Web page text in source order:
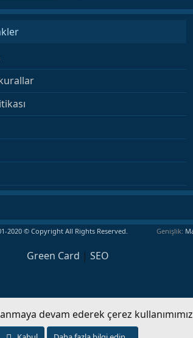
2020 © Copyright All Rights Reserved. Genişlik
Green Card | SEO
devam ederek çerez